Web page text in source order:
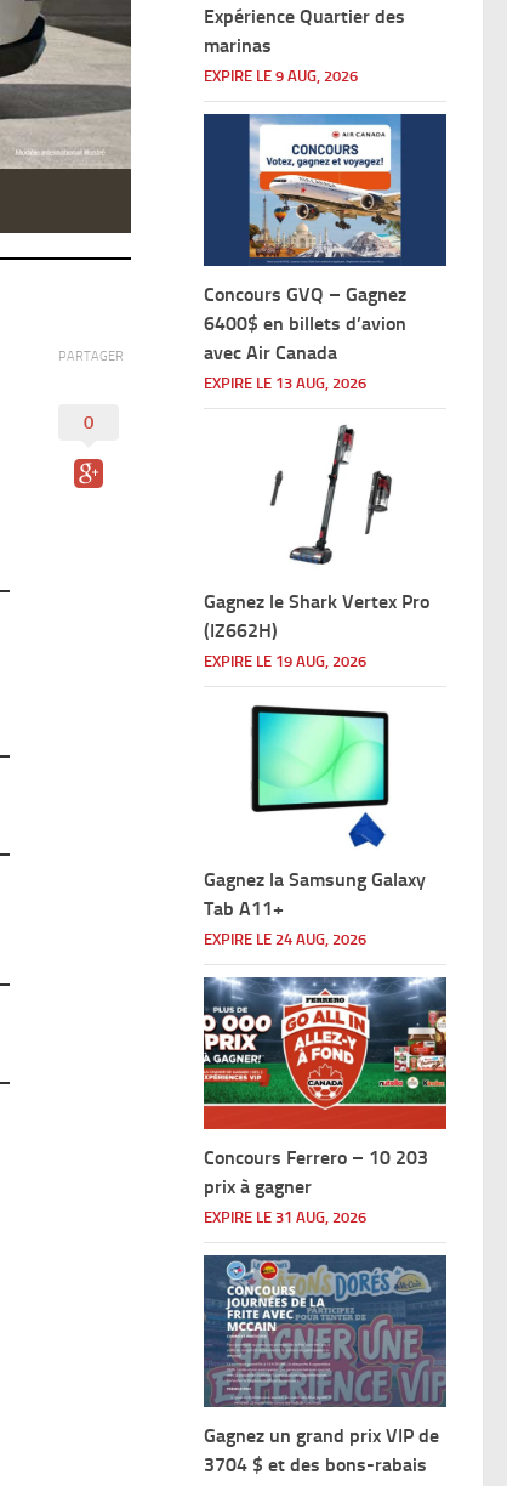
PARTAGER
0
Expérience Quartier des
marinas
EXPIRE LE 9 AUG, 2026
Concours GVQ – Gagnez
6400$ en billets d’avion
avec Air Canada
EXPIRE LE 13 AUG, 2026
Gagnez le Shark Vertex Pro
(IZ662H)
EXPIRE LE 19 AUG, 2026
Gagnez la Samsung Galaxy
Tab A11+
EXPIRE LE 24 AUG, 2026
Concours Ferrero – 10 203
prix à gagner
EXPIRE LE 31 AUG, 2026
Gagnez un grand prix VIP de
3704 $ et des bons-rabais